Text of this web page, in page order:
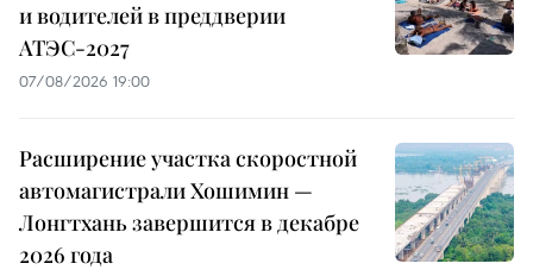
и водителей в преддверии
АТЭС-2027
07/08/2026 19:00
Расширение участка скоростной
автомагистрали Хошимин —
Лонгтхань завершится в декабре
2026 года